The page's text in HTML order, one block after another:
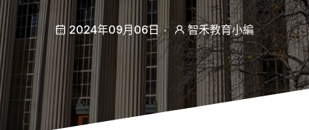
2024年09月06日 智禾教育小編